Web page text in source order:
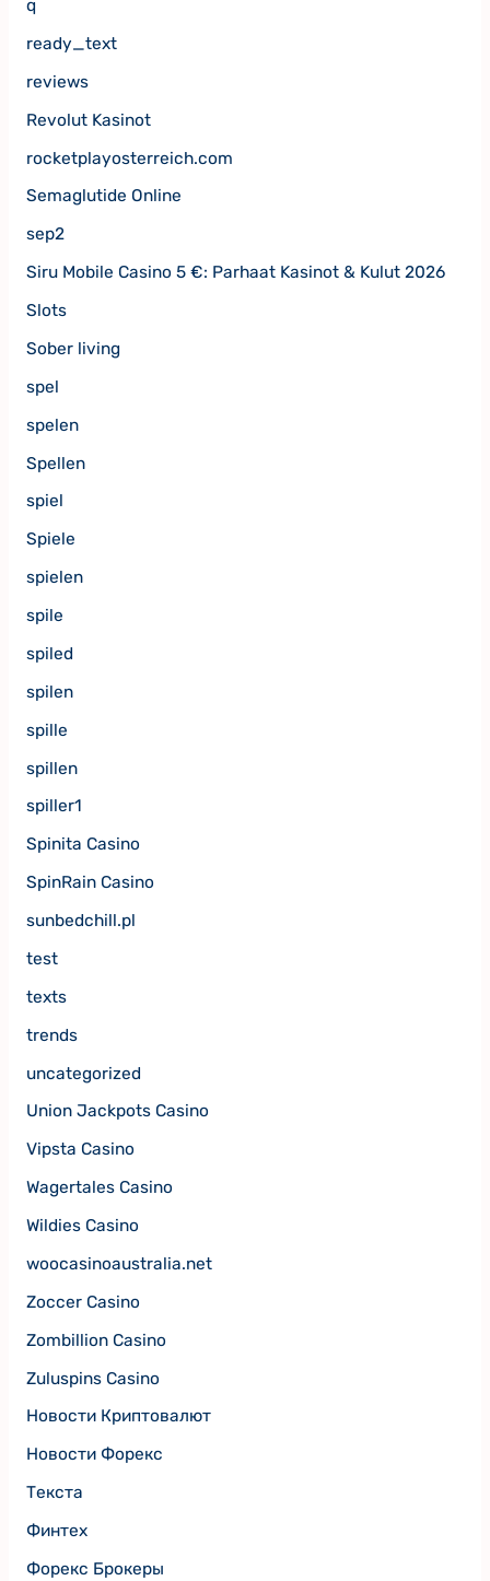
q
ready_text
reviews
Revolut Kasinot
rocketplayosterreich.com
Semaglutide Online
sep2
Siru Mobile Casino 5 €: Parhaat Kasinot & Kulut 2026
Slots
Sober living
spel
spelen
Spellen
spiel
Spiele
spielen
spile
spiled
spilen
spille
spillen
spiller1
Spinita Casino
SpinRain Casino
sunbedchill.pl
test
texts
trends
uncategorized
Union Jackpots Casino
Vipsta Casino
Wagertales Casino
Wildies Casino
woocasinoaustralia.net
Zoccer Casino
Zombillion Casino
Zuluspins Casino
Новости Криптовалют
Новости Форекс
Текста
Финтех
Форекс Брокеры